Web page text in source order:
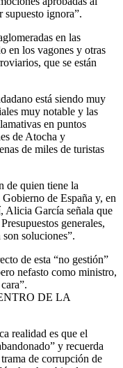
supuesto ignora”.
en las
en los vagones y otras
que se están
está siendo muy
muy notable y las
en puntos
de Atocha y
de miles de turistas
de quien tiene la
de España y, en
Alicia García señala que
generales,
soluciones”.
de esta “no gestión”
nefasto como ministro,
DE LA
realidad es que el
y recuerda
de corrupción de